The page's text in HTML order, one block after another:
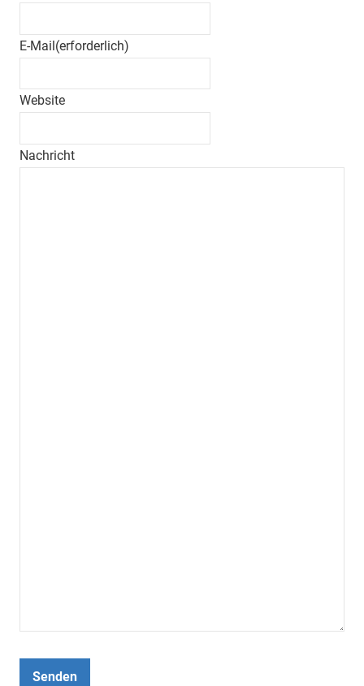
E-Mail(erforderlich)
Website
Nachricht
Senden